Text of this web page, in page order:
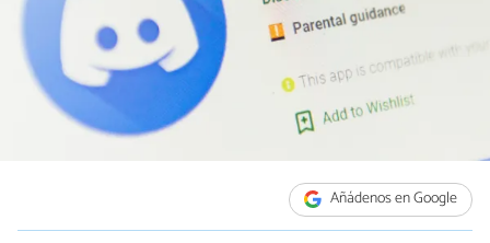
Añádenos en Google